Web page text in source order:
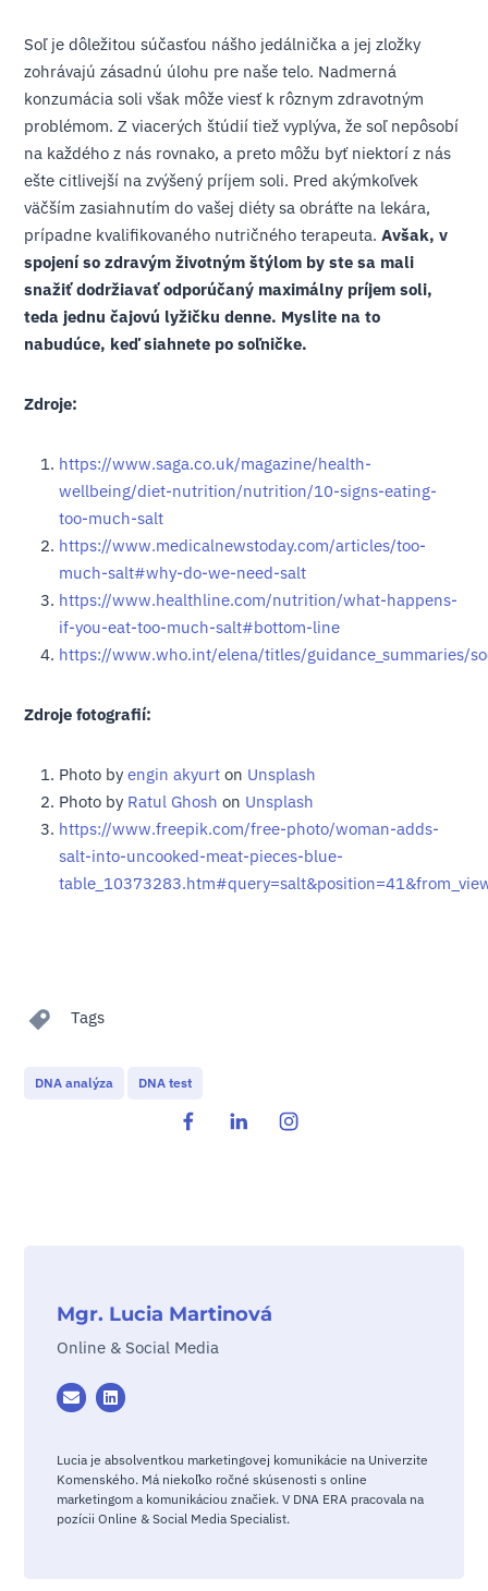
Soľ je dôležitou súčasťou nášho jedálnička a jej zložky
zohrávajú zásadnú úlohu pre naše telo. Nadmerná
konzumácia soli však môže viesť k rôznym zdravotným
problémom. Z viacerých štúdií tiež vyplýva, že soľ nepôsobí
na každého z nás rovnako, a preto môžu byť niektorí z nás
ešte citlivejší na zvýšený príjem soli. Pred akýmkoľvek
väčším zasiahnutím do vašej diéty sa obráťte na lekára,
prípadne kvalifikovaného nutričného terapeuta. Avšak, v
spojení so zdravým životným štýlom by ste sa mali
snažiť dodržiavať odporúčaný maximálny príjem soli,
teda jednu čajovú lyžičku denne. Myslite na to
nabudúce, keď siahnete po soľničke.
Zdroje:
https://www.saga.co.uk/magazine/health-
wellbeing/diet-nutrition/nutrition/10-signs-eating-
too-much-salt
https://www.medicalnewstoday.com/articles/too-
much-salt#why-do-we-need-salt
https://www.healthline.com/nutrition/what-happens-
if-you-eat-too-much-salt#bottom-line
https://www.who.int/elena/titles/guidance_summaries/
Zdroje fotografií:
Photo by engin akyurt on Unsplash
Photo by Ratul Ghosh on Unsplash
https://www.freepik.com/free-photo/woman-adds-
salt-into-uncooked-meat-pieces-blue-
Tags
DNA analýza DNA test
Mgr. Lucia Martinová
Online & Social Media
Lucia je absolventkou marketingovej komunikácie na Univerzite
Komenského. Má niekoľko ročné skúsenosti s online
marketingom a komunikáciou značiek. V DNA ERA pracovala na
pozícii Online & Social Media Specialist.